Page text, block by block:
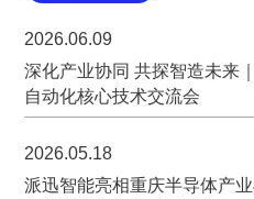
2026.06.09
深化产业协同 共探智造未来
自动化核心技术交流会
2026.05.18
派迅智能亮相重庆半导体产